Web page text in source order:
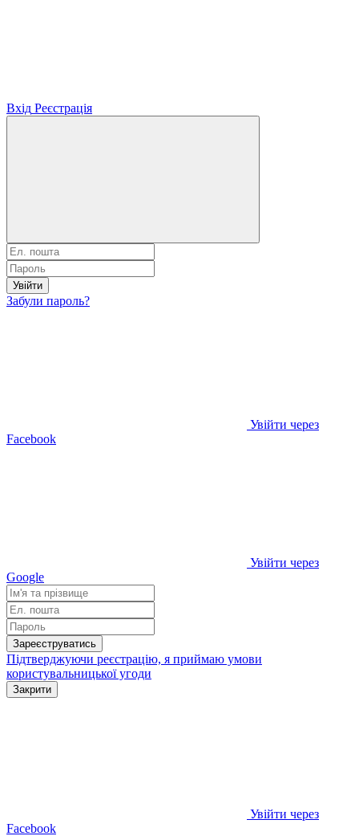
Вхід Реєстрація
Увійти
Забули пароль?
Увійти через
Facebook
Увійти через
Google
Зареєструватись
Підтверджуючи реєстрацію, я приймаю умови
користувальницької угоди
Закрити
Увійти через
Facebook